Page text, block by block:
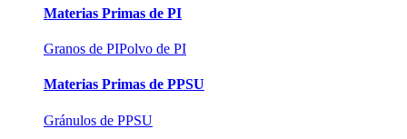
Materias Primas de PI
Granos de PIPolvo de PI
Materias Primas de PPSU
Gránulos de PPSU